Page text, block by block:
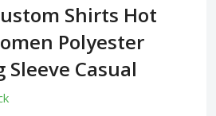
Shirts Hot
Polyester
Casual